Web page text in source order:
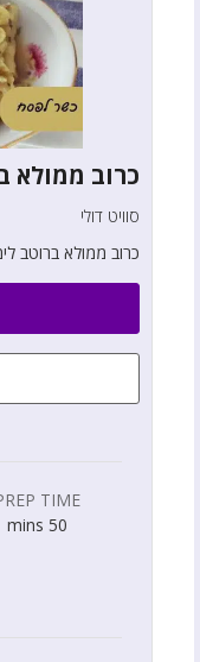
כרוב ממולא
סוויט דולי
כרוב ממולא ברוטב
TIME
50
mins